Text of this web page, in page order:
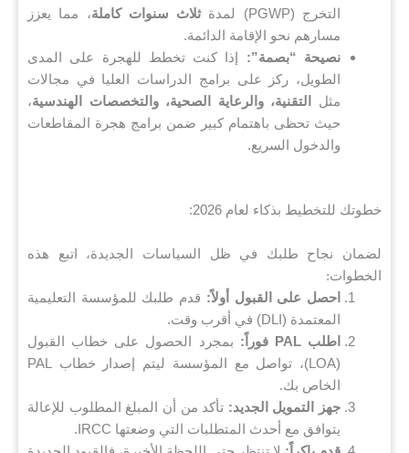
التخرج (PGWP) لمدة
ثلاث سنوات كاملة، مما يعزز
مسارهم نحو الإقامة الدائمة.
نصيحة “بصمة”: إذا كنت تخطط للهجرة على المدى
الطويل، ركز على برامج الدراسات العليا في مجالات
مثل
التقنية، والرعاية الصحية، والتخصصات الهندسية،
حيث تحظى باهتمام كبير ضمن برامج هجرة المقاطعات
والدخول السريع.
خطوتك للتخطيط بذكاء لعام 2026:
لضمان نجاح طلبك في ظل السياسات الجديدة، اتبع هذه
الخطوات:
احصل على القبول أولاً: قدم طلبك للمؤسسة التعليمية
المعتمدة (DLI) في أقرب وقت.
اطلب PAL فوراً:
بمجرد الحصول على خطاب القبول
(LOA)، تواصل مع المؤسسة ليتم إصدار خطاب PAL
الخاص بك.
جهز التمويل الجديد: تأكد من أن المبلغ المطلوب للإعالة
يتوافق مع أحدث المتطلبات التي وضعتها IRCC.